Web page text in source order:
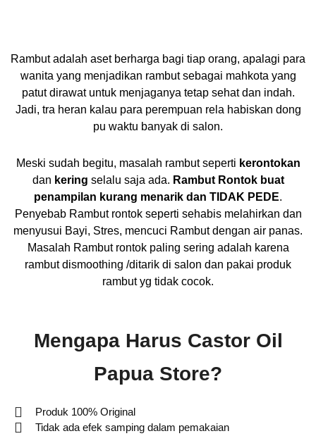
Rambut adalah aset berharga bagi tiap orang, apalagi para
wanita yang menjadikan rambut sebagai mahkota yang
patut dirawat untuk menjaganya tetap sehat dan indah.
Jadi, tra heran kalau para perempuan rela habiskan dong
pu waktu banyak di salon.
Meski sudah begitu, masalah rambut seperti kerontokan
dan kering selalu saja ada. Rambut Rontok buat
penampilan kurang menarik dan TIDAK PEDE.
Penyebab Rambut rontok seperti sehabis melahirkan dan
menyusui Bayi, Stres, mencuci Rambut dengan air panas.
Masalah Rambut rontok paling sering adalah karena
rambut dismoothing /ditarik di salon dan pakai produk
rambut yg tidak cocok.
Mengapa Harus Castor Oil
Papua Store?
Produk 100% Original
Tidak ada efek samping dalam pemakaian